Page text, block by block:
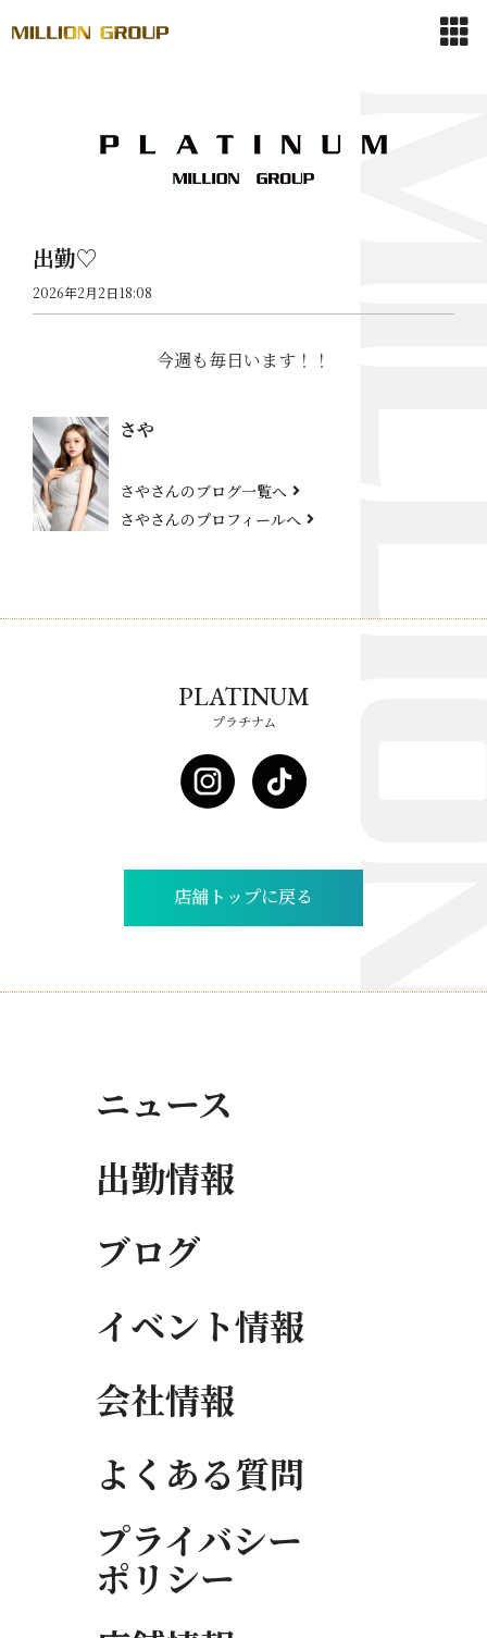
出勤♡
2026年2月2日18:08
今週も毎日います！！
さや
さやさんのブログ一覧へ
さやさんのプロフィールへ
PLATINUM
プラチナム
店舗トップに戻る
ニュース
出勤情報
ブログ
イベント情報
会社情報
よくある質問
プライバシー
ポリシー